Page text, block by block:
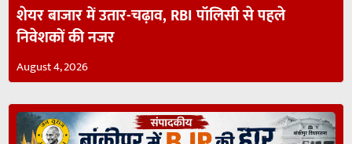
शेयर बाजार में उतार-चढ़ाव, RBI पॉलिसी से पहले
निवेशकों की नजर
August 4, 2026